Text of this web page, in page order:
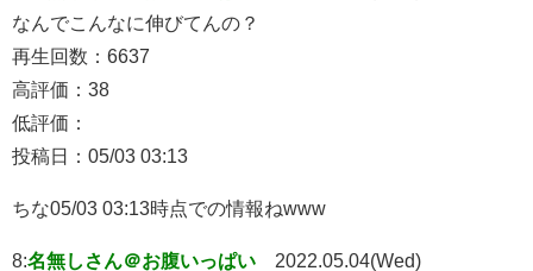
なんでこんなに伸びてんの？
再生回数：6637
高評価：38
低評価：
投稿日：05/03 03:13
ちな05/03 03:13時点での情報ねwww
8:名無しさん＠お腹いっぱい
2022.05.04(Wed)